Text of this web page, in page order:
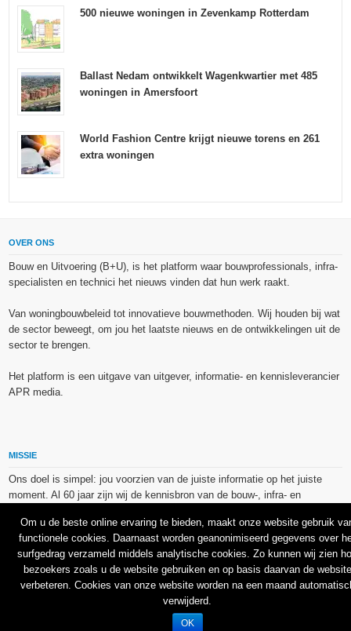
500 nieuwe woningen in Zevenkamp Rotterdam
Ballast Nedam ontwikkelt Wagenkwartier met 485
woningen in Amersfoort
World Fashion Centre krijgt nieuwe torens en 261
extra woningen
OVER ONS
Bouw en Uitvoering (B+U), is het platform waar bouwprofessionals, infra-
specialisten en technici het nieuws vinden dat hun werk raakt.
Van woningbouwbeleid tot innovatieve bouwmethoden. Wij houden bij wat
de sector beweegt, om jou het laatste nieuws en de ontwikkelingen uit de
sector te brengen.
Het platform is een uitgave van uitgever, informatie- en kennisleverancier
APR media.
MISSIE
Ons doel is simpel: jou voorzien van de juiste informatie op het juiste
moment. Al 60 jaar zijn wij de kennisbron van de bouw-, infra- en
De op dit platform gebruikte afbeeldingen, illustraties en foto’s zijn ofwel
vrij van rechten verkregen via de bron van het betreffende bericht, of
binnen de aan APR media (groep) of BU media verschafte licentie(s) en
de daarmee verkregen rechten aangekocht bij Shutterstock en/of 123RF.
Om u de beste online ervaring te bieden, maakt onze website gebruik
functionele cookies. Daarnaast worden geanonimiseerd gegevens over
surfgedrag verzameld middels analytische cookies. Zo kunnen wij zien
bezoekers zoals u de website gebruiken en op basis daarvan de website
verbeteren. Cookies van onze website worden na een maand
verwijderd.
OK